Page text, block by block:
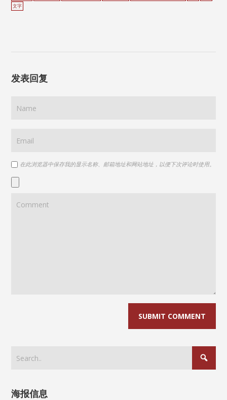
文字
发表回复
在此浏览器中保存我的显示名称、邮箱地址和网站地址，以便下次评论时使用。
海报信息